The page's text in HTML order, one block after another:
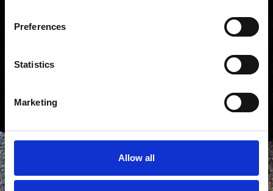
Preferences
Statistics
Marketing
Allow all